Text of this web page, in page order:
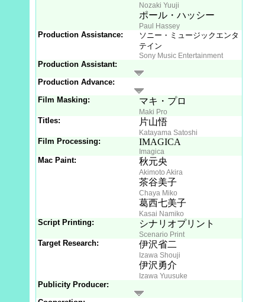
Nozaki Yuuji
ポール・ハッシー
Paul Hassey
Production Assistance:
ソニー・ミュージックエンタ
テイン
Sony Music Entertainment
Production Assistant:
Production Advance:
Film Masking:
マキ・プロ
Maki Pro
Titles: 片山悟
Katayama Satoshi
Film Processing: IMAGICA
Imagica
Mac Paint: 秋元央
Akimoto Akira
茶谷美子
Chaya Miko
葛西七美子
Kasai Namiko
Script Printing: シナリオプリント
Scenario Print
Target Research: 伊沢省二
Izawa Shouji
伊沢勇介
Izawa Yuusuke
Publicity Producer: